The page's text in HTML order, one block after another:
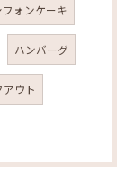
フォンケーキ
ハンバーグ
アウト